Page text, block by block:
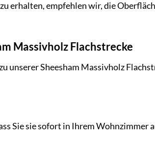
erhalten, empfehlen wir, die
Massivholz Flachstrecke
unserer Sheesham Massivholz
Sie sie sofort in Ihrem Wohnzimmer